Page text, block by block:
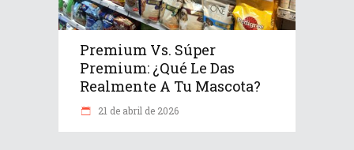
Premium Vs. Súper
Premium: ¿Qué Le Das
Realmente A Tu Mascota?
21 de abril de 2026